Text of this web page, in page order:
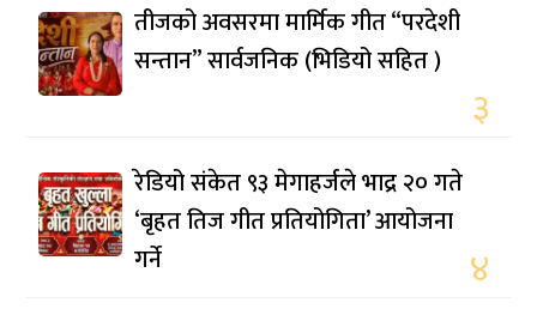
तीजको अवसरमा मार्मिक गीत “परदेशी
सन्तान” सार्वजनिक (भिडियो सहित )
३
रेडियो संकेत ९३ मेगाहर्जले भाद्र २० गते
‘बृहत तिज गीत प्रतियोगिता’ आयोजना
गर्ने
४